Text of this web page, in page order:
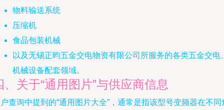
物料输送系统
压缩机
食品包装机械
以及无锡正昀五金交电物资有限公司所服务的各类五金交电
机械设备配套领域。
、关于“通用图片”与供应商信息
查询中提到的“通用图片大全”，通常是指该型号变频器在不同